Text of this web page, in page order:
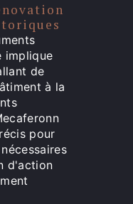
implique
de
à la
pour
d'action